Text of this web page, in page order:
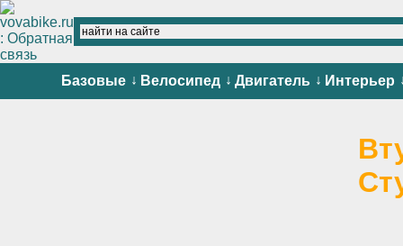
Базовые ↓ Велосипед ↓ Двигатель ↓ Интерьер